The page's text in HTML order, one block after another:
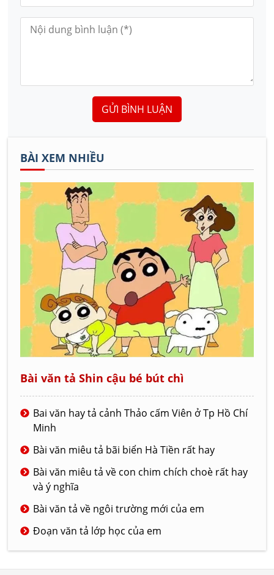
GỬI BÌNH LUẬN
BÀI XEM NHIỀU
Bài văn tả Shin cậu bé bút chì
Bai văn hay tả cảnh Thảo cấm Viên ở Tp Hồ Chí
Minh
Bài văn miêu tả bãi biển Hà Tiền rất hay
Bài văn miêu tả về con chim chích choè rất hay
và ý nghĩa
Bài văn tả về ngôi trường mới của em
Đoạn văn tả lớp học của em